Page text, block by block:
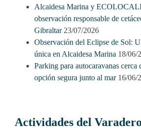
Actividades del Varadero
Alcaidesa Marina y
observación responsable de
Gibraltar 23/07/2026
Observación del Eclipse de Sol:
única en Alcaidesa Marina 18/06/
Parking para autocaravanas cerca
opción segura junto al mar 16/06/